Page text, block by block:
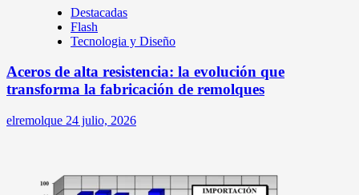
Destacadas
Flash
Tecnologia y Diseño
Aceros de alta resistencia: la evolución que
transforma la fabricación de remolques
elremolque 24 julio, 2026